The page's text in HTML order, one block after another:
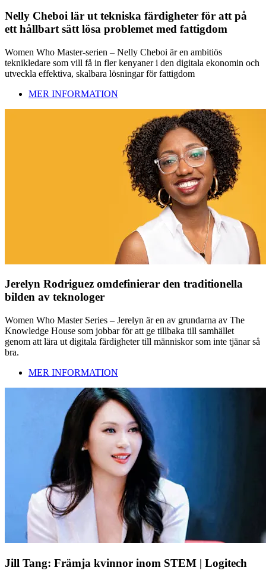
Nelly Cheboi lär ut tekniska färdigheter för att på
ett hållbart sätt lösa problemet med fattigdom
Women Who Master-serien – Nelly Cheboi är en ambitiös
teknikledare som vill få in fler kenyaner i den digitala ekonomin och
utveckla effektiva, skalbara lösningar för fattigdom
MER INFORMATION
Jerelyn Rodriguez omdefinierar den traditionella
bilden av teknologer
Women Who Master Series – Jerelyn är en av grundarna av The
Knowledge House som jobbar för att ge tillbaka till samhället
genom att lära ut digitala färdigheter till människor som inte tjänar så
bra.
MER INFORMATION
Jill Tang: Främja kvinnor inom STEM | Logitech